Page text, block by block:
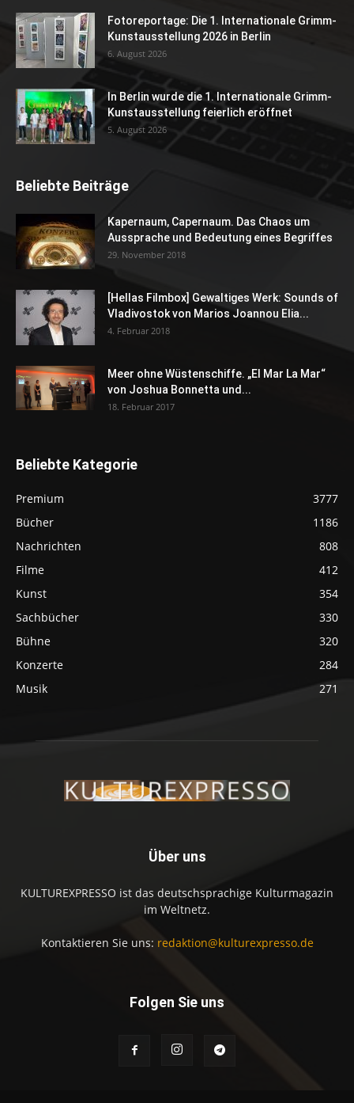
Fotoreportage: Die 1. Internationale Grimm-
Kunstausstellung 2026 in Berlin
6. August 2026
In Berlin wurde die 1. Internationale Grimm-
Kunstausstellung feierlich eröffnet
5. August 2026
Beliebte Beiträge
Kapernaum, Capernaum. Das Chaos um
Aussprache und Bedeutung eines Begriffes
29. November 2018
[Hellas Filmbox] Gewaltiges Werk: Sounds of
Vladivostok von Marios Joannou Elia...
4. Februar 2018
Meer ohne Wüstenschiffe. „El Mar La Mar“
von Joshua Bonnetta und...
18. Februar 2017
Beliebte Kategorie
Premium
3777
Bücher
1186
Nachrichten
808
Filme
412
Kunst
354
Sachbücher
330
Bühne
320
Konzerte
284
Musik
271
Über uns
KULTUREXPRESSO ist das deutschsprachige Kulturmagazin
im Weltnetz.
Kontaktieren Sie uns: redaktion@kulturexpresso.de
Folgen Sie uns